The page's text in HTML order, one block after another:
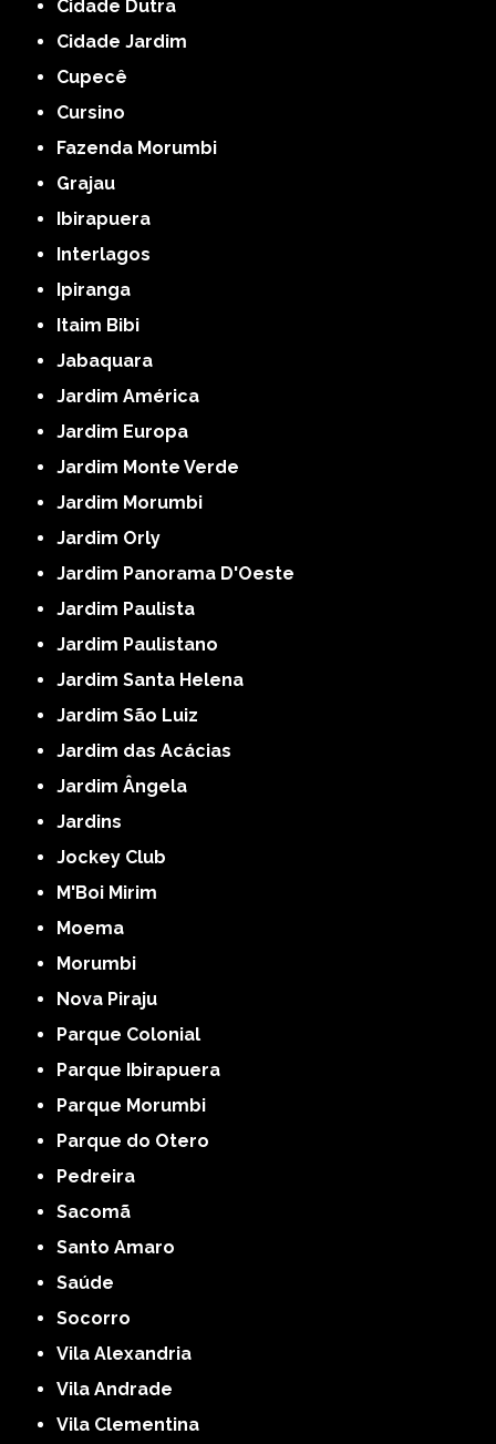
Cidade Dutra
Cidade Jardim
Cupecê
Cursino
Fazenda Morumbi
Grajau
Ibirapuera
Interlagos
Ipiranga
Itaim Bibi
Jabaquara
Jardim América
Jardim Europa
Jardim Monte Verde
Jardim Morumbi
Jardim Orly
Jardim Panorama D'Oeste
Jardim Paulista
Jardim Paulistano
Jardim Santa Helena
Jardim São Luiz
Jardim das Acácias
Jardim Ângela
Jardins
Jockey Club
M'Boi Mirim
Moema
Morumbi
Nova Piraju
Parque Colonial
Parque Ibirapuera
Parque Morumbi
Parque do Otero
Pedreira
Sacomã
Santo Amaro
Saúde
Socorro
Vila Alexandria
Vila Andrade
Vila Clementina